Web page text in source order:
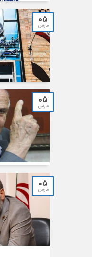
05
مارس
05
مارس
05
مارس